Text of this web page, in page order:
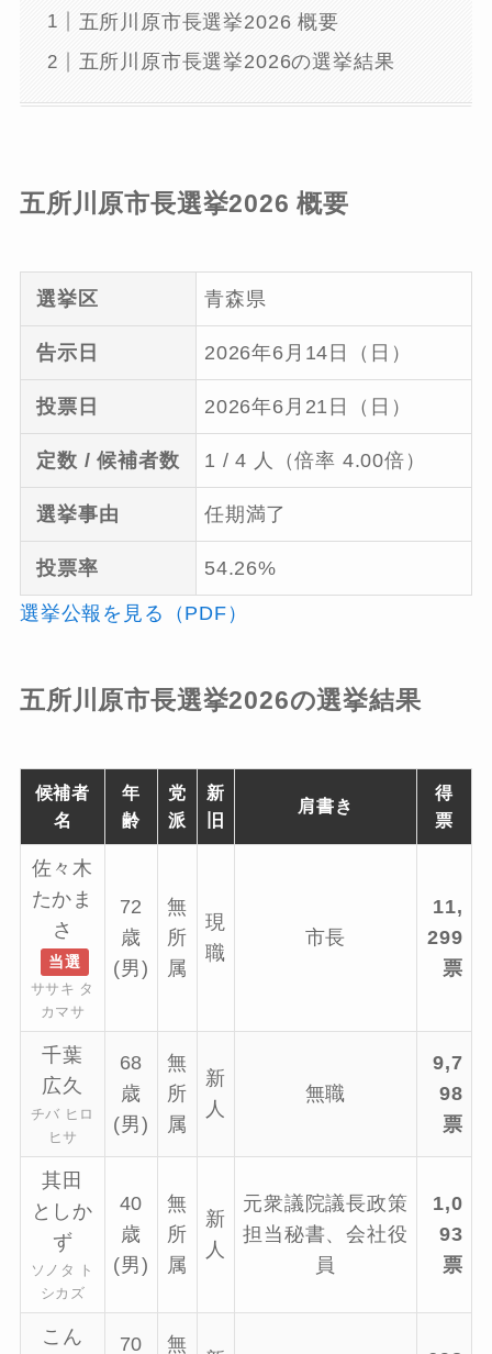
五所川原市長選挙2026 概要
五所川原市長選挙2026の選挙結果
五所川原市長選挙2026 概要
選挙区 青森県
告示日 2026年6月14日（日）
投票日 2026年6月21日（日）
定数 / 候補者数 1 / 4 人（倍率 4.00倍）
選挙事由 任期満了
投票率 54.26%
選挙公報を見る（PDF）
五所川原市長選挙2026の選挙結果
候補者
名
年
齢
党
派
新
旧
肩書き
得
票
佐々木
たかま
さ
当選
ササキ タ
カマサ
72
歳
(男)
無
所
属
現
職
市長
11,
299
票
千葉
広久
チバ ヒロ
ヒサ
68
歳
(男)
無
所
属
新
人
無職
9,7
98
票
其田
としか
ず
ソノタ ト
シカズ
40
歳
(男)
無
所
属
新
人
元衆議院議長政策
担当秘書、会社役
員
1,0
93
票
こん 70 無